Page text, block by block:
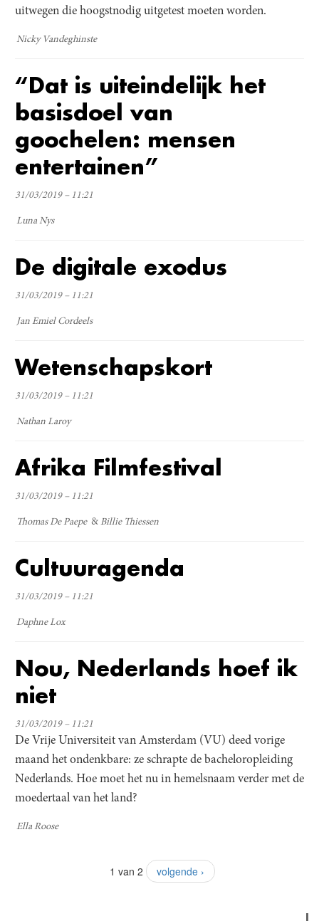
uitwegen die hoogstnodig uitgetest moeten worden.
Nicky Vandeghinste
“Dat is uiteindelijk het
basisdoel van
goochelen: mensen
entertainen”
31/03/2019 – 11:21
Luna Nys
De digitale exodus
31/03/2019 – 11:21
Jan Emiel Cordeels
Wetenschapskort
31/03/2019 – 11:21
Nathan Laroy
Afrika Filmfestival
31/03/2019 – 11:21
Thomas De Paepe Billie Thiessen
Cultuuragenda
31/03/2019 – 11:21
Daphne Lox
Nou, Nederlands hoef ik
niet
31/03/2019 – 11:21
De Vrije Universiteit van Amsterdam (VU) deed vorige
maand het ondenkbare: ze schrapte de bacheloropleiding
Nederlands. Hoe moet het nu in hemelsnaam verder met de
moedertaal van het land?
Ella Roose
1 van 2 volgende ›